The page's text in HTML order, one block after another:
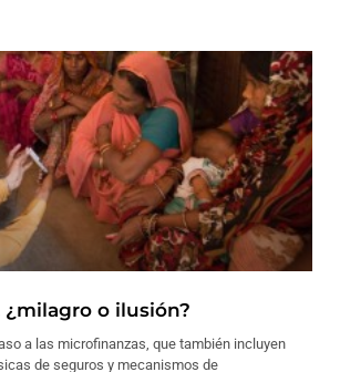
o ilusión?
a las microfinanzas, que también incluyen
de seguros y mecanismos de